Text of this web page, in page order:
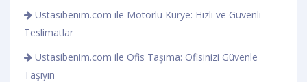
Ustasibenim.com ile Motorlu Kurye: Hızlı ve Güvenli
Teslimatlar
Ustasibenim.com ile Ofis Taşıma: Ofisinizi Güvenle
Taşıyın